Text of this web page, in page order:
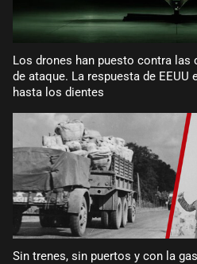
Los drones han puesto contra las
de ataque. La respuesta de EEUU
hasta los dientes
Sin trenes, sin puertos y con la